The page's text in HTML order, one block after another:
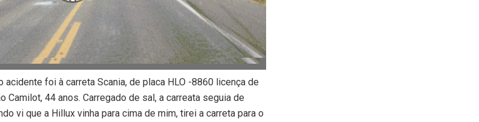
acidente foi à carreta Scania, de placa HLO -8860 licença de
Camilot, 44 anos. Carregado de sal, a carreata seguia de
vi que a Hillux vinha para cima de mim, tirei a carreta para o